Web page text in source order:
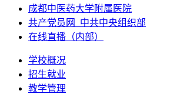
成都中医药大学附属医院
共产党员网_中共中央组织部
在线直播（内部）
学校概况
招生就业
教学管理